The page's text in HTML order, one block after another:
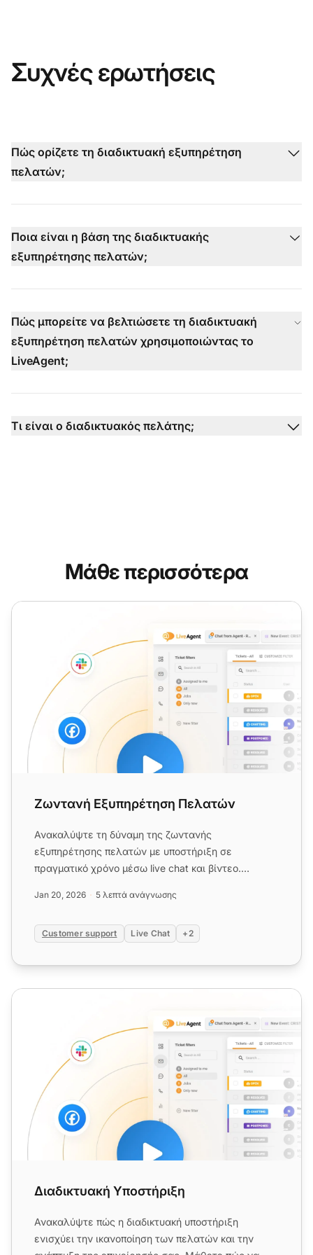
Συχνές ερωτήσεις
Πώς ορίζετε τη διαδικτυακή εξυπηρέτηση
πελατών;
Ποια είναι η βάση της διαδικτυακής
εξυπηρέτησης πελατών;
Πώς μπορείτε να βελτιώσετε τη διαδικτυακή
εξυπηρέτηση πελατών χρησιμοποιώντας το
LiveAgent;
Τι είναι ο διαδικτυακός πελάτης;
Μάθε περισσότερα
Ζωντανή Εξυπηρέτηση Πελατών
Ζωντανή Εξυπηρέτηση Πελατών
Ανακαλύψτε τη δύναμη της ζωντανής
εξυπηρέτησης πελατών με υποστήριξη σε
πραγματικό χρόνο μέσω live chat και βίντεο.
Jan 20, 2026 5 λεπτά ανάγνωσης
Customer support Live Chat +2
Διαδικτυακή Υποστήριξη
Διαδικτυακή Υποστήριξη
Ανακαλύψτε πώς η διαδικτυακή υποστήριξη
ενισχύει την ικανοποίηση των πελατών και την